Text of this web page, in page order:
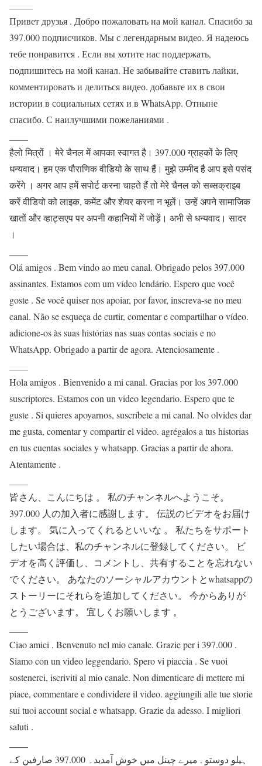
Привет друзья . Добро пожаловать на мой канал. Спасибо за
397.000 подписчиков. Мы с легендарным видео. Я надеюсь
тебе понравится . Если вы хотите нас поддержать,
подпишитесь на мой канал. Не забывайте ставить лайки,
комментировать и делиться видео. добавьте их в свои
истории в социальных сетях и в WhatsApp. Отныне
спасибо. С наилучшими пожеланиями .
हैलो मित्रों । मेरे चैनल में आपका स्वागत है। 397.000 ग्राहकों के लिए
धन्यवाद। हम एक पौराणिक वीडियो के साथ हैं। मुझे उम्मीद है आप इसे पसंद
करेंगे । अगर आप हमें सपोर्ट करना चाहते हैं तो मेरे चैनल को सब्सक्राइब
करें वीडियो को लाइक, कमेंट और शेयर करना न भूलें। उन्हें अपने सामाजिक
खातों और व्हाट्सएप पर अपनी कहानियों में जोड़ें। अभी से धन्यवाद। सादर
।
Olá amigos . Bem vindo ao meu canal. Obrigado pelos 397.000
assinantes. Estamos com um vídeo lendário. Espero que você
goste . Se você quiser nos apoiar, por favor, inscreva-se no meu
canal. Não se esqueça de curtir, comentar e compartilhar o vídeo.
adicione-os às suas histórias nas suas contas sociais e no
WhatsApp. Obrigado a partir de agora. Atenciosamente .
Hola amigos . Bienvenido a mi canal. Gracias por los 397.000
suscriptores. Estamos con un video legendario. Espero que te
guste . Si quieres apoyarnos, suscríbete a mi canal. No olvides dar
me gusta, comentar y compartir el video. agrégalos a tus historias
en tus cuentas sociales y whatsapp. Gracias a partir de ahora.
Atentamente .
皆さん、こんにちは 。 私のチャンネルへようこそ。
397.000 人の加入者に感謝します。 伝説のビデオをお届け
します。 気に入ってくれるといいな 。 私たちをサポート
したい場合は、私のチャンネルに登録してください。 ビ
デオを高く評価し、コメントし、共有することを忘れない
でください。 あなたのソーシャルアカウントとwhatsappの
ストーリーにそれらを追加してください。 今からありが
とうございます。 宜しくお願いします 。
Ciao amici . Benvenuto nel mio canale. Grazie per i 397.000 .
Siamo con un video leggendario. Spero vi piaccia . Se vuoi
sostenerci, iscriviti al mio canale. Non dimenticare di mettere mi
piace, commentare e condividere il video. aggiungili alle tue storie
sui tuoi account social e whatsapp. Grazie da adesso. I migliori
saluti .
ہیلو دوستو . میرے چینل میں خوش آمدید۔ 397.000 صارفین کے